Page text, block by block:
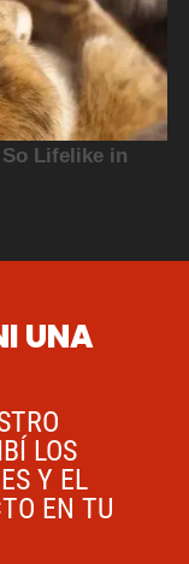
UNA
LOS
Y EL
EN TU